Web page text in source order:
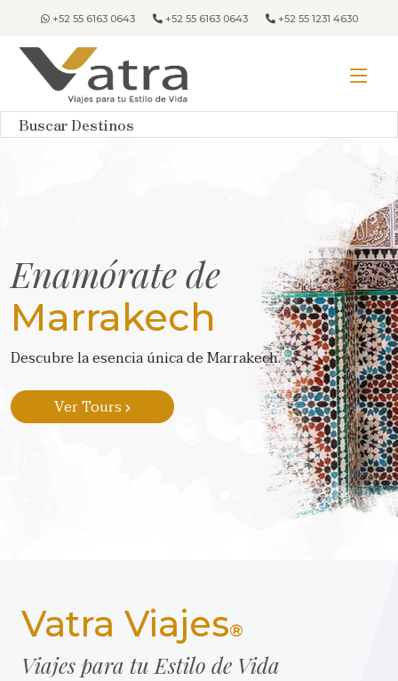
+52 55 6163 0643 +52 55 6163 0643 +52 55 1231 4630
Enamórate de
Marrakech
Descubre la esencia única de Marrakech.
Ver Tours
Vatra Viajes®
Viajes para tu Estilo de Vida